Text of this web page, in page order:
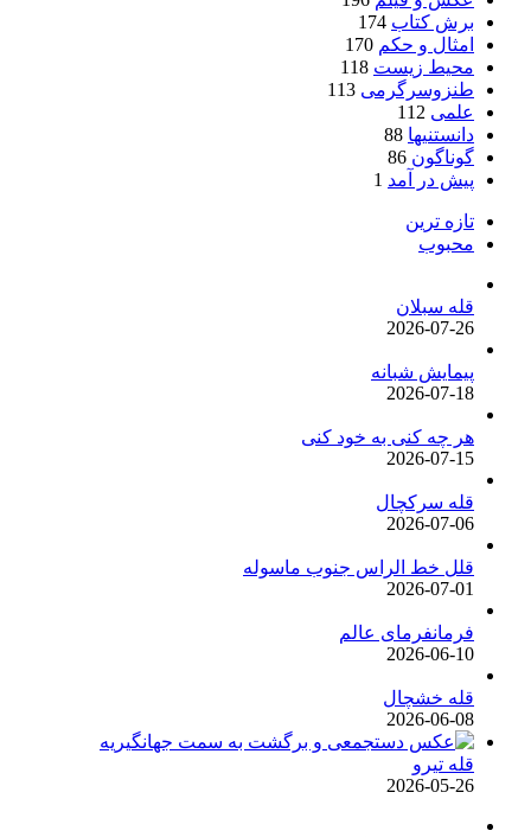
برش کتاب 174
امثال و حکم 170
محیط زیست 118
طنزوسرگرمی 113
علمی 112
دانستنیها 88
گوناگون 86
پیش در آمد 1
تازه ترین
محبوب
قله سبلان
2026-07-26
پیمایش شبانه
2026-07-18
هر چه کنی به خود کنی
2026-07-15
قله سرکچال
2026-07-06
قلل خط الراس جنوب ماسوله
2026-07-01
فرمانفرمای عالم
2026-06-10
قله خشچال
2026-06-08
قله تیرو
2026-05-26